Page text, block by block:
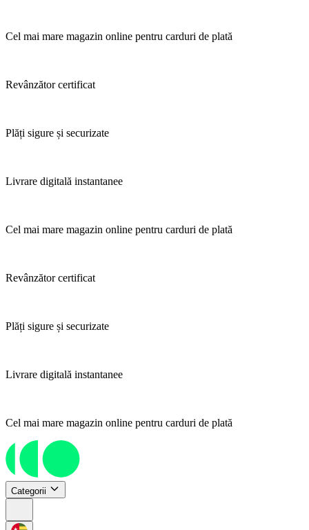
Cel mai mare magazin online pentru carduri de plată
Revânzător certificat
Plăți sigure și securizate
Livrare digitală instantanee
Cel mai mare magazin online pentru carduri de plată
Revânzător certificat
Plăți sigure și securizate
Livrare digitală instantanee
Cel mai mare magazin online pentru carduri de plată
Categorii